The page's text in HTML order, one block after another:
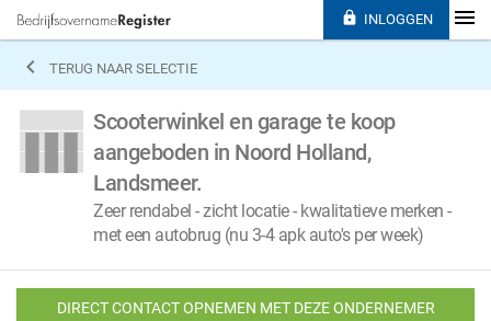
 TERUG NAAR SELECTIE
Scooterwinkel en garage te koop
aangeboden in Noord Holland,
Landsmeer.
Zeer rendabel - zicht locatie - kwalitatieve merken -
met een autobrug (nu 3-4 apk auto's per week)
DIRECT CONTACT OPNEMEN MET DEZE ONDERNEMER
 INLOGGEN